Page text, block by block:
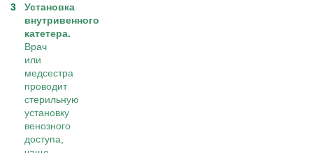
Установка
внутривенного
катетера.
Врач
или
медсестра
проводит
стерильную
установку
венозного
доступа,